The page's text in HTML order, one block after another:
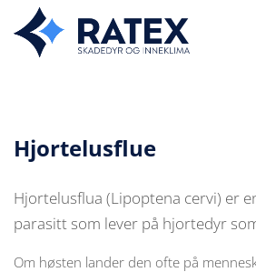
Hjortelusflue
Hjortelusflua (Lipoptena cervi) er
parasitt som lever på hjortedyr
Om høsten lander den ofte på